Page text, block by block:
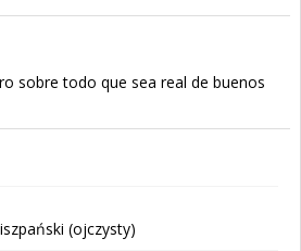
sobre todo que sea real de buenos
(ojczysty)